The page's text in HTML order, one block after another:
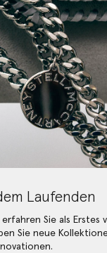
Laufenden
Sie als Erstes
Sie neue